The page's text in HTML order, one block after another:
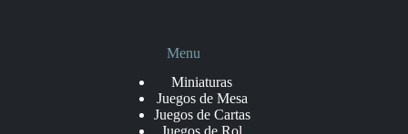
Menu
Miniaturas
Juegos de Mesa
Juegos de Cartas